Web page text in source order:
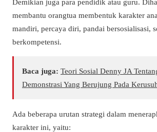
Demikian juga para pendidik atau guru.
membantu orangtua membentuk karakter
mandiri, percaya diri, pandai bersosialisasi,
berkompetensi.
Baca juga: Teori Sosial Denny JA
Demonstrasi Yang Berujung Pada
Ada beberapa urutan strategi dalam
karakter ini, yaitu: